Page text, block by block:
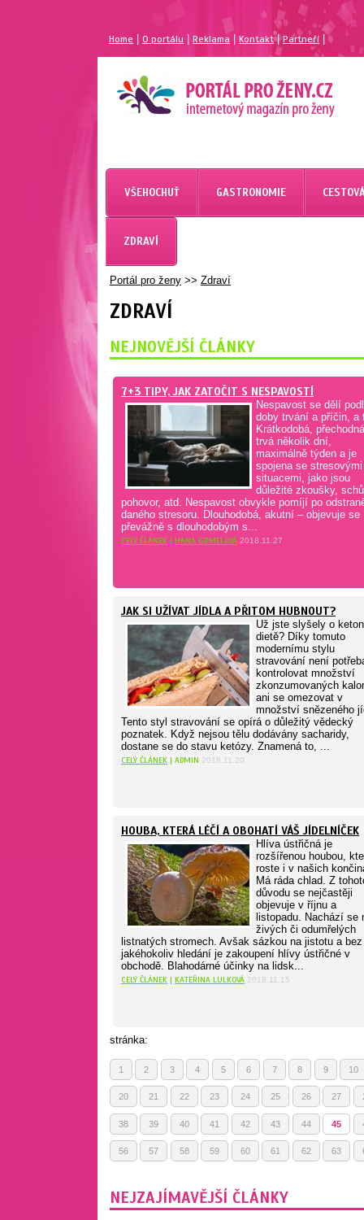
Home |O portálu Reklama Kontakt| Partneří
VŠEHOCHUŤ GASTRONOMIE
ZDRAVÍ
Portál pro ženy >> Zdraví
ZDRAVÍ
NEJNOVĚJŠÍ ČLÁNKY
7+3 TIPY, JAK ZATOČIT S NESPAVOSTÍ
Nespavost se dělí
doby trvání a příčin, a
Krátkodobá,
trvá několik dní,
maximálně týden a je
spojena se stresovými
situacemi, jako jsou
důležité zkoušky,
pohovor, atd. Nespavost obvykle pomíjí po
daného stresoru. Dlouhodobá, akutní – objevuje se
převážně s dlouhodobým s...
CELÝ ČLÁNEK | HANA GRMELOVÁ 2018.11.27
JAK SI UŽÍVAT JÍDLA A PŘITOM HUBNOUT?
Už jste slyšely o
dietě? Díky tomuto
modernímu stylu
stravování není
kontrolovat množství
zkonzumovaných
ani se omezovat v
množství snězeného
Tento styl stravování se opírá o důležitý vědecký
poznatek. Když nejsou tělu dodávány sacharidy,
dostane se do stavu ketózy. Znamená to, ...
CELÝ ČLÁNEK | ADMIN 2018.11.20
HOUBA, KTERÁ LÉČÍ A OBOHATÍ VÁŠ JÍDELNÍČEK
Hlíva ústřičná je
rozšířenou houbou,
roste i v našich
Má ráda chlad. Z
důvodu se nejčastěji
objevuje v říjnu a
listopadu. Nachází se
živých či odumřelých
listnatých stromech. Avšak sázkou na jistotu a bez
jakéhokoliv hledání je zakoupení hlívy ústřičné v
obchodě. Blahodárné účinky na lidsk...
CELÝ ČLÁNEK | KATEŘINA LULKOVÁ 2018.11.15
stránka:
1 2 3 4 5 6 7 8 9 10
20 21 22 23 24 25 26 27
38 39 40 41 42 43 44 45
56 57 58 59 60 61 62 63
NEJZAJÍMAVĚJŠÍ ČLÁNKY